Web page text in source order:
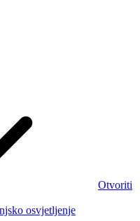
Otvoriti
osvjetljenje